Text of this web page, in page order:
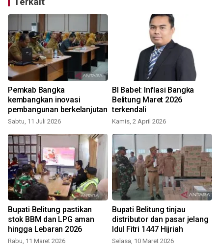
Pemkab Bangka
kembangkan inovasi
pembangunan berkelanjutan
Sabtu, 11 Juli 2026
BI Babel: Inflasi Bangka
Belitung Maret 2026
terkendali
Kamis, 2 April 2026
Bupati Belitung pastikan
stok BBM dan LPG aman
hingga Lebaran 2026
Rabu, 11 Maret 2026
Bupati Belitung tinjau
distributor dan pasar jelang
Idul Fitri 1447 Hijriah
Selasa, 10 Maret 2026